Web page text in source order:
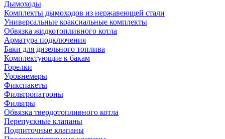
Дымоходы
Комплекты дымоходов из нержавеющей стали
Универсальные коаксиальные комплекты
Обвязка жидкотопливного котла
Арматура подключения
Баки для дизельного топлива
Комплектующие к бакам
Горелки
Уровнемеры
Фикспакеты
Фильтропатроны
Фильтры
Обвязка твердотопливного котла
Перепускные клапаны
Подпиточные клапаны